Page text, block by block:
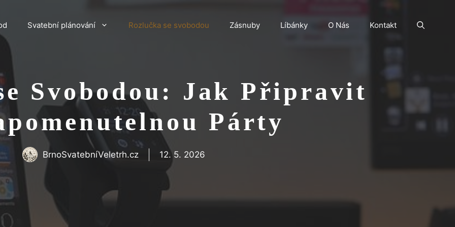
Svatební plánování Rozlučka se svobodou Zásnuby Líbánky O Nás Kontakt
Svobodou: Jak Připravit
Párty
BrnoSvatebníVeletrh.cz 12. 5. 2026